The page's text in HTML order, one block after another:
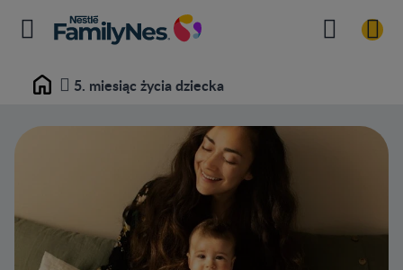
Home 5. miesiąc życia dziecka